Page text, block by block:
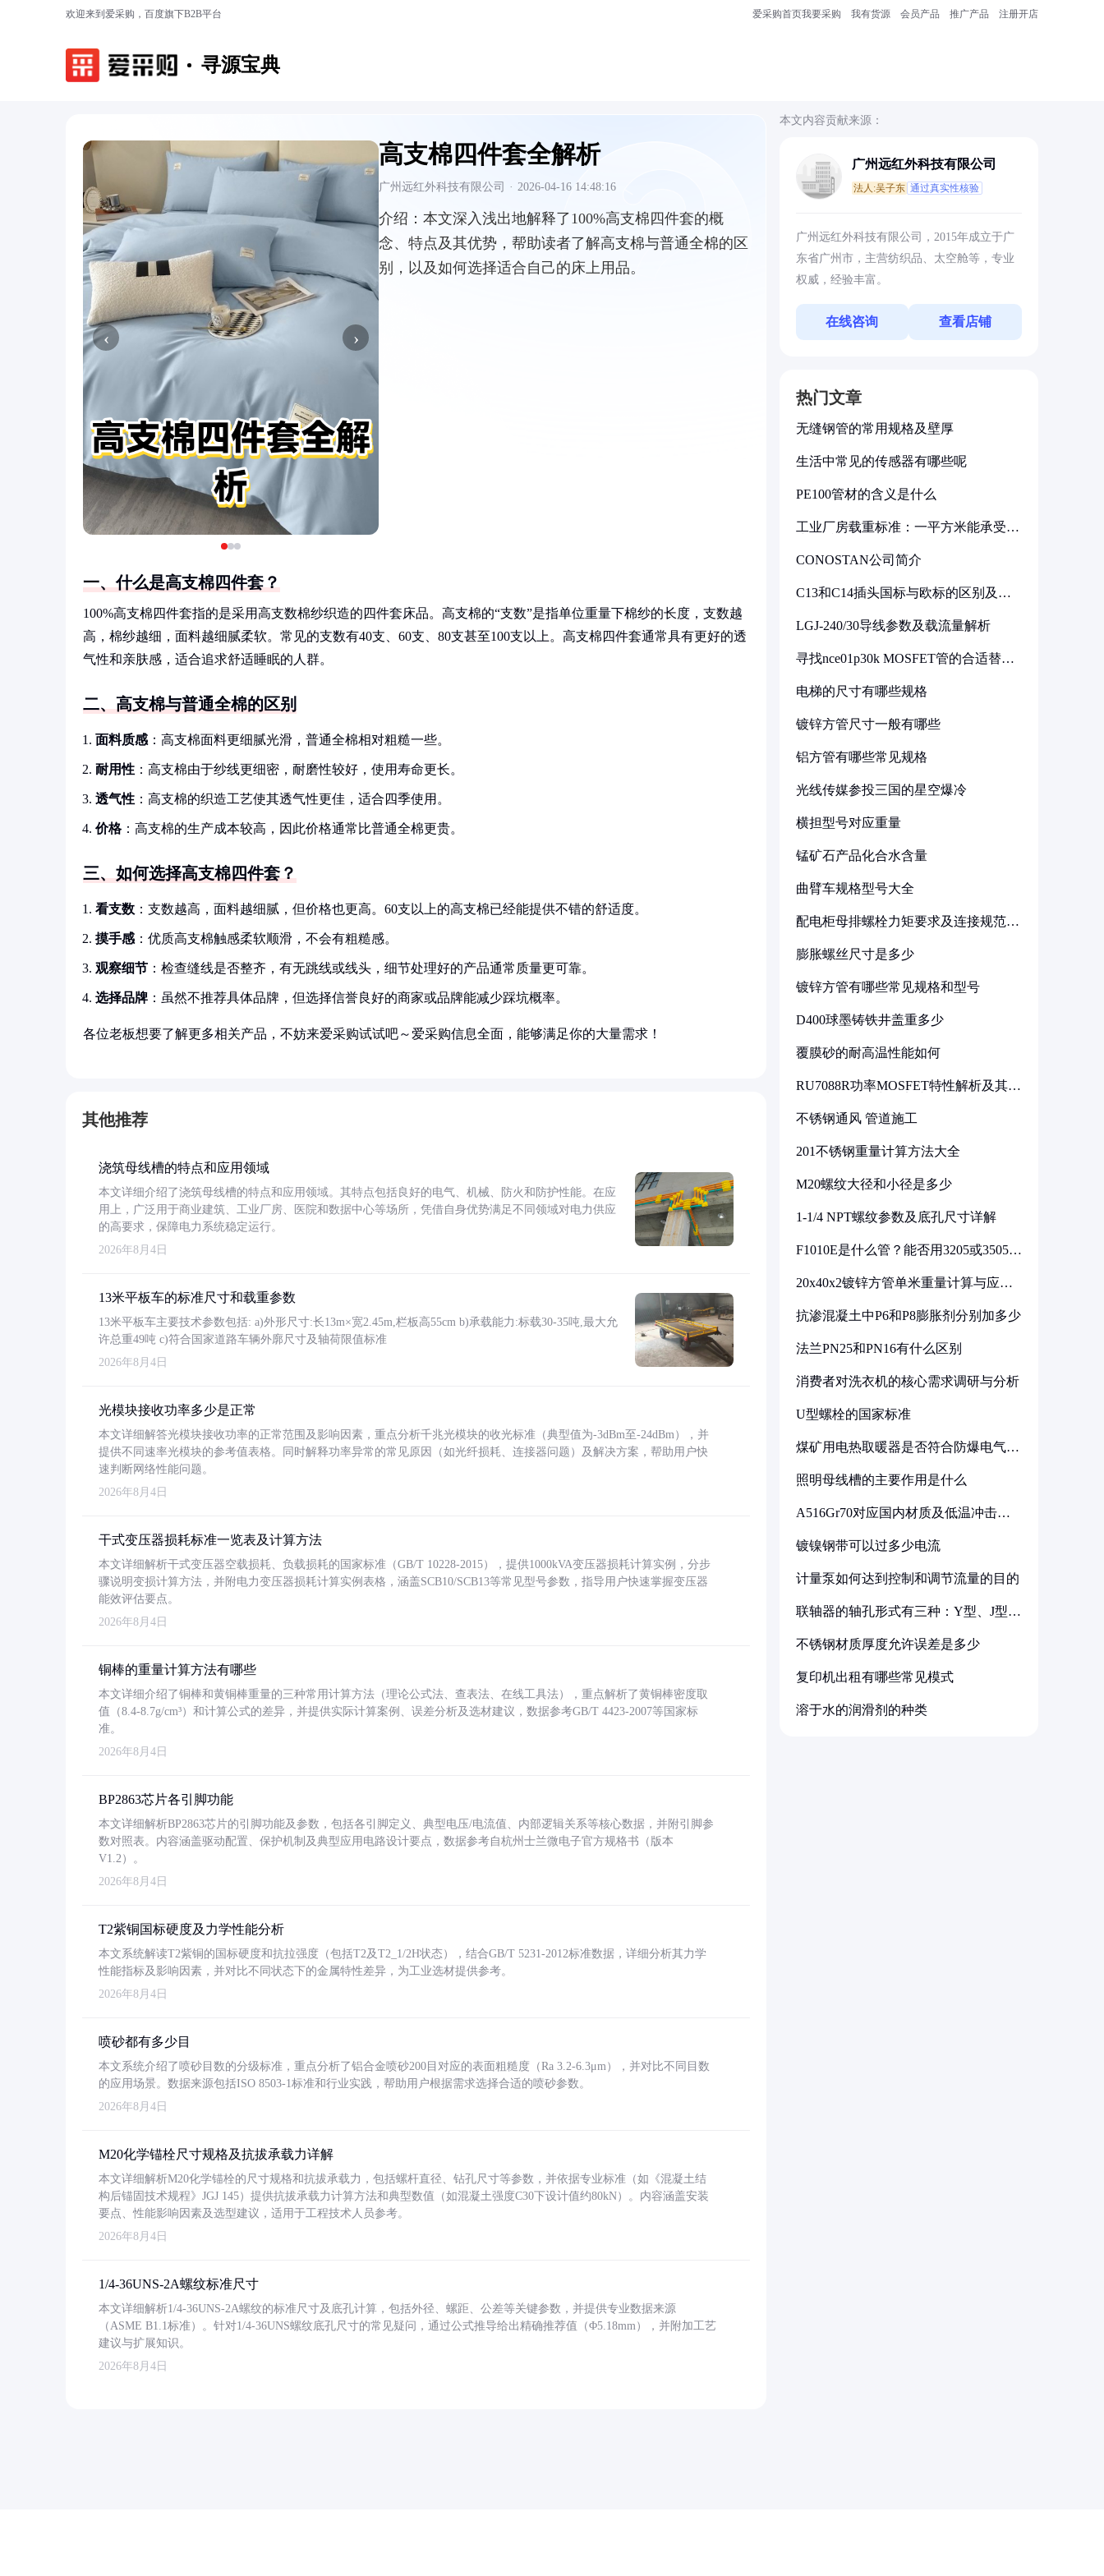
欢迎来到爱采购，百度旗下B2B平台 爱采购首页我要采购 我有货源 会员产品 推广产品 注册开店
寻源宝典
‹ ›
高支棉四件套全解析
广州远红外科技有限公司 · 2026-04-16 14:48:16
介绍： 本文深入浅出地解释了100%高支棉四件套的概
念、特点及其优势，帮助读者了解高支棉与普通全棉的区
别，以及如何选择适合自己的床上用品。
一、什么是高支棉四件套？
100%高支棉四件套指的是采用高支数棉纱织造的四件套床品。高支棉的“支数”是指单位重量下棉纱的长度，支数越
高，棉纱越细，面料越细腻柔软。常见的支数有40支、60支、80支甚至100支以上。高支棉四件套通常具有更好的透
气性和亲肤感，适合追求舒适睡眠的人群。
二、高支棉与普通全棉的区别
面料质感 ：高支棉面料更细腻光滑，普通全棉相对粗糙一些。
耐用性 ：高支棉由于纱线更细密，耐磨性较好，使用寿命更长。
透气性 ：高支棉的织造工艺使其透气性更佳，适合四季使用。
价格：高支棉的生产成本较高，因此价格通常比普通全棉更贵。
三、如何选择高支棉四件套？
看支数 ：支数越高，面料越细腻，但价格也更高。60支以上的高支棉已经能提供不错的舒适度。
摸手感 ：优质高支棉触感柔软顺滑，不会有粗糙感。
观察细节 ：检查缝线是否整齐，有无跳线或线头，细节处理好的产品通常质量更可靠。
选择品牌 ：虽然不推荐具体品牌，但选择信誉良好的商家或品牌能减少踩坑概率。
各位老板想要了解更多相关产品，不妨来爱采购试试吧～爱采购信息全面，能够满足你的大量需求！
其他推荐
浇筑母线槽的特点和应用领域
本文详细介绍了浇筑母线槽的特点和应用领域。其特点包括良好的电气、机械、防火和防护性能。在应
用上，广泛用于商业建筑、工业厂房、医院和数据中心等场所，凭借自身优势满足不同领域对电力供应
的高要求，保障电力系统稳定运行。
2026年8月4日
13米平板车的标准尺寸和载重参数
13米平板车主要技术参数包括: a)外形尺寸:长13m×宽2.45m,栏板高55cm b)承载能力:标载30-35吨,最大允
许总重49吨 c)符合国家道路车辆外廓尺寸及轴荷限值标准
2026年8月4日
光模块接收功率多少是正常
本文详细解答光模块接收功率的正常范围及影响因素，重点分析千兆光模块的收光标准（典型值为-3dBm至-24dBm），并
提供不同速率光模块的参考值表格。同时解释功率异常的常见原因（如光纤损耗、连接器问题）及解决方案，帮助用户快
速判断网络性能问题。
2026年8月4日
干式变压器损耗标准一览表及计算方法
本文详细解析干式变压器空载损耗、负载损耗的国家标准（GB/T 10228-2015），提供1000kVA变压器损耗计算实例，分步
骤说明变损计算方法，并附电力变压器损耗计算实例表格，涵盖SCB10/SCB13等常见型号参数，指导用户快速掌握变压器
能效评估要点。
2026年8月4日
铜棒的重量计算方法有哪些
本文详细介绍了铜棒和黄铜棒重量的三种常用计算方法（理论公式法、查表法、在线工具法），重点解析了黄铜棒密度取
值（8.4-8.7g/cm³）和计算公式的差异，并提供实际计算案例、误差分析及选材建议，数据参考GB/T 4423-2007等国家标
准。
2026年8月4日
BP2863芯片各引脚功能
本文详细解析BP2863芯片的引脚功能及参数，包括各引脚定义、典型电压/电流值、内部逻辑关系等核心数据，并附引脚参
数对照表。内容涵盖驱动配置、保护机制及典型应用电路设计要点，数据参考自杭州士兰微电子官方规格书（版本
V1.2）。
2026年8月4日
T2紫铜国标硬度及力学性能分析
本文系统解读T2紫铜的国标硬度和抗拉强度（包括T2及T2_1/2H状态），结合GB/T 5231-2012标准数据，详细分析其力学
性能指标及影响因素，并对比不同状态下的金属特性差异，为工业选材提供参考。
2026年8月4日
喷砂都有多少目
本文系统介绍了喷砂目数的分级标准，重点分析了铝合金喷砂200目对应的表面粗糙度（Ra 3.2-6.3μm），并对比不同目数
的应用场景。数据来源包括ISO 8503-1标准和行业实践，帮助用户根据需求选择合适的喷砂参数。
2026年8月4日
M20化学锚栓尺寸规格及抗拔承载力详解
本文详细解析M20化学锚栓的尺寸规格和抗拔承载力，包括螺杆直径、钻孔尺寸等参数，并依据专业标准（如《混凝土结
构后锚固技术规程》JGJ 145）提供抗拔承载力计算方法和典型数值（如混凝土强度C30下设计值约80kN）。内容涵盖安装
要点、性能影响因素及选型建议，适用于工程技术人员参考。
2026年8月4日
1/4-36UNS-2A螺纹标准尺寸
本文详细解析1/4-36UNS-2A螺纹的标准尺寸及底孔计算，包括外径、螺距、公差等关键参数，并提供专业数据来源
（ASME B1.1标准）。针对1/4-36UNS螺纹底孔尺寸的常见疑问，通过公式推导给出精确推荐值（Φ5.18mm），并附加工艺
建议与扩展知识。
2026年8月4日
本文内容贡献来源：
广州远红外科技有限公司
法人:吴子东 通过真实性核验
广州远红外科技有限公司，2015年成立于广
东省广州市，主营纺织品、太空舱等，专业
权威，经验丰富。
在线咨询 查看店铺
热门文章
无缝钢管的常用规格及壁厚
生活中常见的传感器有哪些呢
PE100管材的含义是什么
工业厂房载重标准：一平方米能承受多
CONOSTAN公司简介
C13和C14插头国标与欧标的区别及其
LGJ-240/30导线参数及载流量解析
寻找nce01p30k MOSFET管的合适替代
电梯的尺寸有哪些规格
镀锌方管尺寸一般有哪些
铝方管有哪些常见规格
光线传媒参投三国的星空爆冷
横担型号对应重量
锰矿石产品化合水含量
曲臂车规格型号大全
配电柜母排螺栓力矩要求及连接规范详
膨胀螺丝尺寸是多少
镀锌方管有哪些常见规格和型号
D400球墨铸铁井盖重多少
覆膜砂的耐高温性能如何
RU7088R功率MOSFET特性解析及其在
不锈钢通风 管道施工
201不锈钢重量计算方法大全
M20螺纹大径和小径是多少
1-1/4 NPT螺纹参数及底孔尺寸详解
F1010E是什么管？能否用3205或3505代
20x40x2镀锌方管单米重量计算与应用
抗渗混凝土中P6和P8膨胀剂分别加多少
法兰PN25和PN16有什么区别
消费者对洗衣机的核心需求调研与分析
U型螺栓的国家标准
煤矿用电热取暖器是否符合防爆电气设
照明母线槽的主要作用是什么
A516Gr70对应国内材质及低温冲击要
镀镍钢带可以过多少电流
计量泵如何达到控制和调节流量的目的
联轴器的轴孔形式有三种：Y型、J型、
不锈钢材质厚度允许误差是多少
复印机出租有哪些常见模式
溶于水的润滑剂的种类